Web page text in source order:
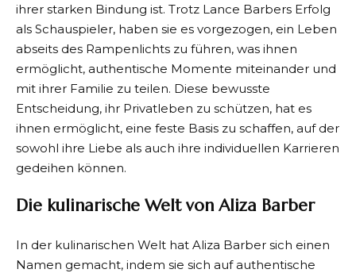
ihrer starken Bindung ist. Trotz Lance Barbers Erfolg
als Schauspieler, haben sie es vorgezogen, ein Leben
abseits des Rampenlichts zu führen, was ihnen
ermöglicht, authentische Momente miteinander und
mit ihrer Familie zu teilen. Diese bewusste
Entscheidung, ihr Privatleben zu schützen, hat es
ihnen ermöglicht, eine feste Basis zu schaffen, auf der
sowohl ihre Liebe als auch ihre individuellen Karrieren
gedeihen können.
Die kulinarische Welt von Aliza Barber
In der kulinarischen Welt hat Aliza Barber sich einen
Namen gemacht, indem sie sich auf authentische